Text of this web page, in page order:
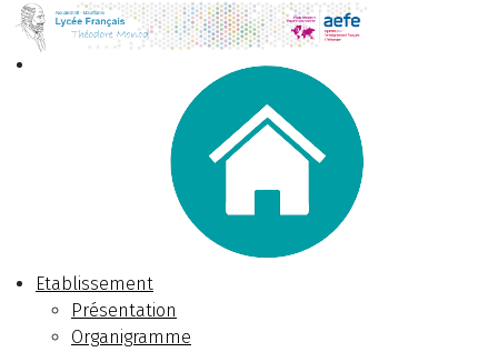
Etablissement
Présentation
Organigramme